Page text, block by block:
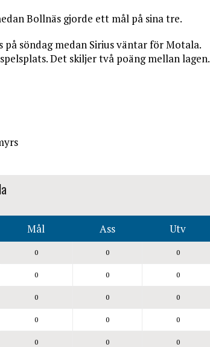
Bollnäs gjorde ett mål på sina tre.
söndag medan Sirius väntar för Motala.
Det skiljer två poäng mellan lagen.
Mål Ass Utv
0 0 0
0 0 0
0 0 0
0 0 0
0 0 0